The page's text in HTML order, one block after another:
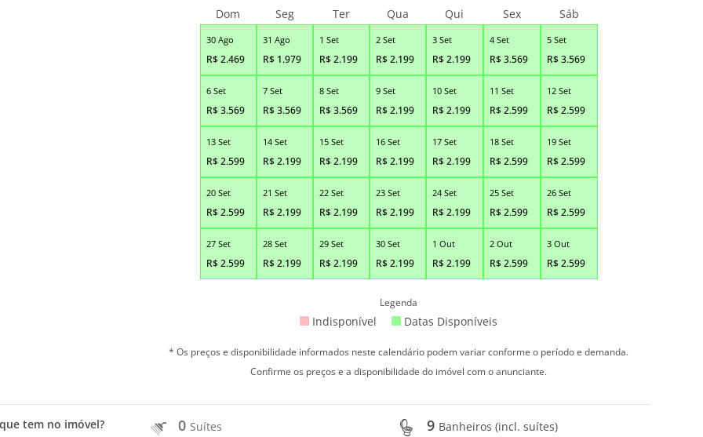
30 Ago
R$2.469
31 Ago
R$ 1.979
1 Set
R$2.199
2 Set
R$2.199
3 Set
R$2.199
4 Set
R$3.569
5 Set
R$3.569
6 Set
R$3.569
7 Set
R$3.569
8 Set
R$3.569
9 Set
R$2.199
10 Set
R$2.199
11 Set
R$2.599
12 Set
R$2.599
13 Set
R$2.599
14 Set
R$2.199
15 Set
R$2.199
16 Set
R$2.199
17 Set
R$2.199
18 Set
R$2.599
19 Set
R$2.599
20 Set
R$2.599
21 Set
R$2.199
22 Set
R$2.199
23 Set
R$2.199
24 Set
R$2.199
25 Set
R$2.599
26 Set
R$2.599
27 Set
R$2.599
28 Set
R$2.199
29 Set
R$2.199
30 Set
R$2.199
1 Out
R$2.199
2 Out
R$2.599
3 Out
R$2.599
Dom Seg Ter Qua Qui Sex Sáb
Legenda
Indisponível Datas Disponíveis
* Os preços e disponibilidade informados neste calendário podem variar conforme o período e demanda.
Confirme os preços e a disponibilidade do imóvel com o anunciante.
tem no imóvel? 0 Suítes 9 Banheiros (incl. suítes)